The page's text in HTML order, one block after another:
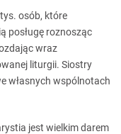
osób, które
posługę roznosząc
wraz
liturgii. Siostry
własnych wspólnotach
jest wielkim darem